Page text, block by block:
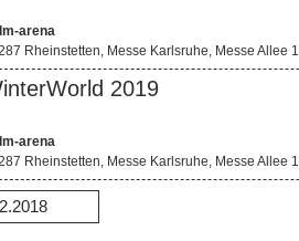
arena
Rheinstetten, Messe Karlsruhe, Messe Allee 1
2019
arena
Rheinstetten, Messe Karlsruhe, Messe Allee 1